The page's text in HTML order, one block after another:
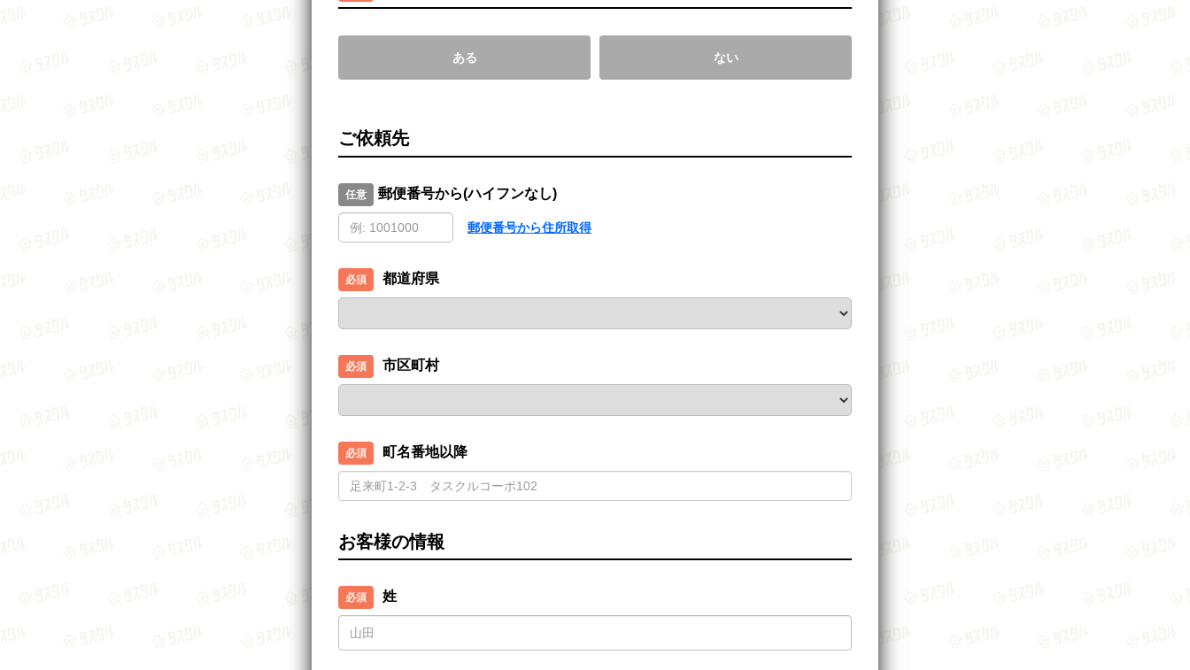
ある ない
ご依頼先
郵便番号から(ハイフンなし)
郵便番号から住所取得
都道府県
市区町村
町名番地以降
お客様の情報
姓